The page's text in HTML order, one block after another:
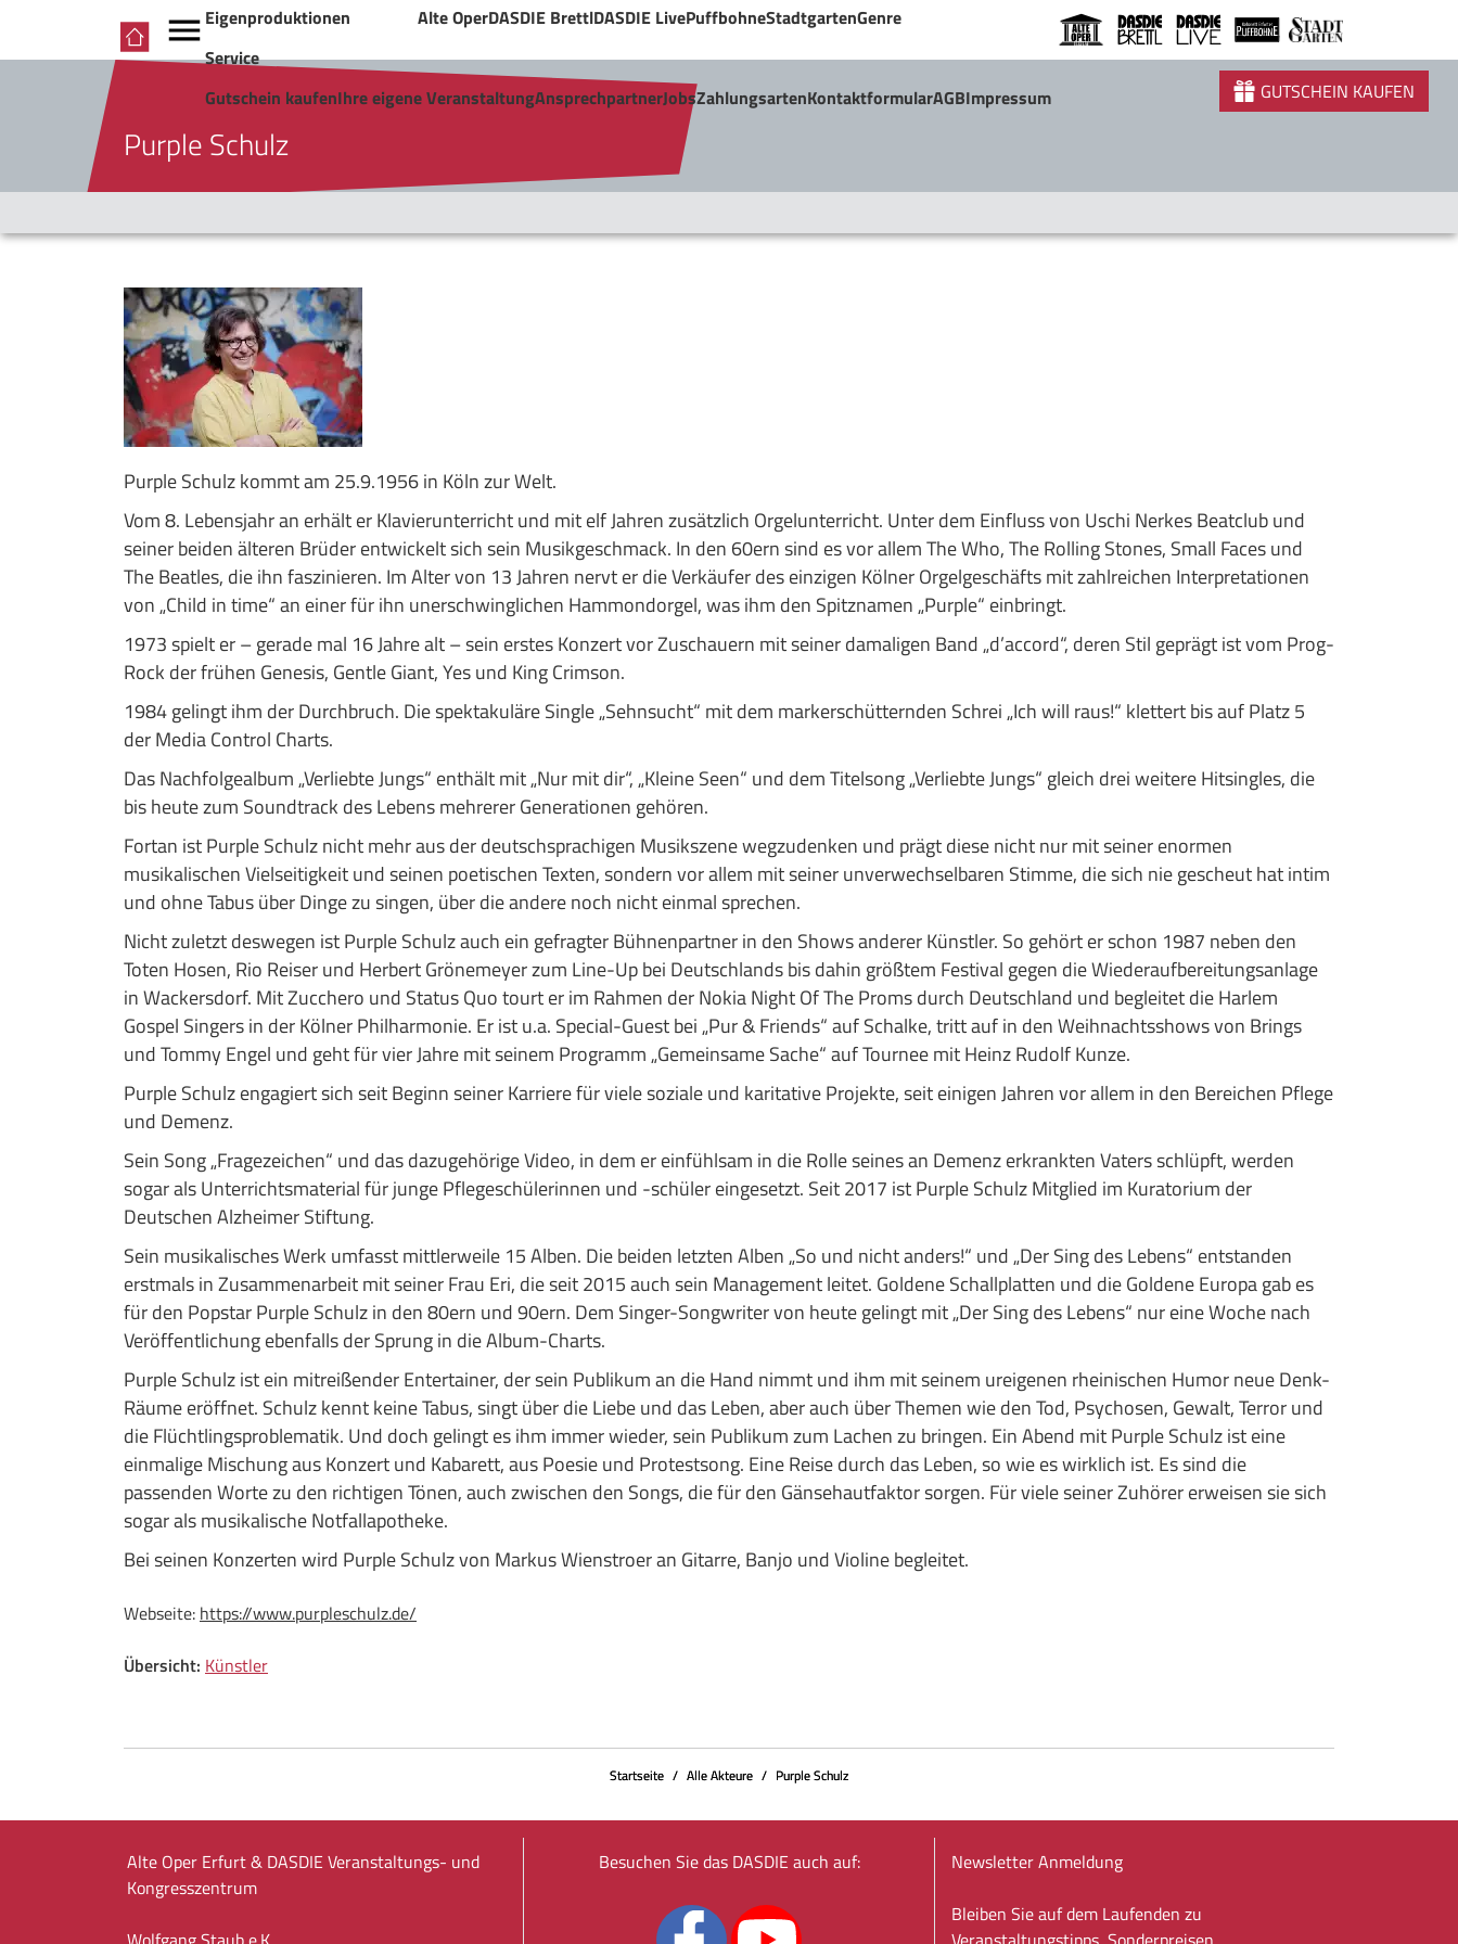
Eigenproduktionen Alte OperDASDIE BrettlDASDIE LivePuffbohneStadtgartenGenre
Service
Gutschein kaufenIhre eigene VeranstaltungAnsprechpartnerJobsZahlungsartenKontaktformularAGBImpressum
Purple Schulz
GUTSCHEIN KAUFEN
Purple Schulz kommt am 25.9.1956 in Köln zur Welt.
Vom 8. Lebensjahr an erhält er Klavierunterricht und mit elf Jahren zusätzlich Orgelunterricht. Unter dem Einfluss von Uschi Nerkes Beatclub und
seiner beiden älteren Brüder entwickelt sich sein Musikgeschmack. In den 60ern sind es vor allem The Who, The Rolling Stones, Small Faces und
The Beatles, die ihn faszinieren. Im Alter von 13 Jahren nervt er die Verkäufer des einzigen Kölner Orgelgeschäfts mit zahlreichen Interpretationen
von „Child in time“ an einer für ihn unerschwinglichen Hammondorgel, was ihm den Spitznamen „Purple“ einbringt.
1973 spielt er – gerade mal 16 Jahre alt – sein erstes Konzert vor Zuschauern mit seiner damaligen Band „d’accord“, deren Stil geprägt ist vom Prog-
Rock der frühen Genesis, Gentle Giant, Yes und King Crimson.
1984 gelingt ihm der Durchbruch. Die spektakuläre Single „Sehnsucht“ mit dem markerschütternden Schrei „Ich will raus!“ klettert bis auf Platz 5
der Media Control Charts.
Das Nachfolgealbum „Verliebte Jungs“ enthält mit „Nur mit dir“, „Kleine Seen“ und dem Titelsong „Verliebte Jungs“ gleich drei weitere Hitsingles, die
bis heute zum Soundtrack des Lebens mehrerer Generationen gehören.
Fortan ist Purple Schulz nicht mehr aus der deutschsprachigen Musikszene wegzudenken und prägt diese nicht nur mit seiner enormen
musikalischen Vielseitigkeit und seinen poetischen Texten, sondern vor allem mit seiner unverwechselbaren Stimme, die sich nie gescheut hat intim
und ohne Tabus über Dinge zu singen, über die andere noch nicht einmal sprechen.
Nicht zuletzt deswegen ist Purple Schulz auch ein gefragter Bühnenpartner in den Shows anderer Künstler. So gehört er schon 1987 neben den
Toten Hosen, Rio Reiser und Herbert Grönemeyer zum Line-Up bei Deutschlands bis dahin größtem Festival gegen die Wiederaufbereitungsanlage
in Wackersdorf. Mit Zucchero und Status Quo tourt er im Rahmen der Nokia Night Of The Proms durch Deutschland und begleitet die Harlem
Gospel Singers in der Kölner Philharmonie. Er ist u.a. Special-Guest bei „Pur & Friends“ auf Schalke, tritt auf in den Weihnachtsshows von Brings
und Tommy Engel und geht für vier Jahre mit seinem Programm „Gemeinsame Sache“ auf Tournee mit Heinz Rudolf Kunze.
Purple Schulz engagiert sich seit Beginn seiner Karriere für viele soziale und karitative Projekte, seit einigen Jahren vor allem in den Bereichen Pflege
und Demenz.
Sein Song „Fragezeichen“ und das dazugehörige Video, in dem er einfühlsam in die Rolle seines an Demenz erkrankten Vaters schlüpft, werden
sogar als Unterrichtsmaterial für junge Pflegeschülerinnen und -schüler eingesetzt. Seit 2017 ist Purple Schulz Mitglied im Kuratorium der
Deutschen Alzheimer Stiftung.
Sein musikalisches Werk umfasst mittlerweile 15 Alben. Die beiden letzten Alben „So und nicht anders!“ und „Der Sing des Lebens“ entstanden
erstmals in Zusammenarbeit mit seiner Frau Eri, die seit 2015 auch sein Management leitet. Goldene Schallplatten und die Goldene Europa gab es
für den Popstar Purple Schulz in den 80ern und 90ern. Dem Singer-Songwriter von heute gelingt mit „Der Sing des Lebens“ nur eine Woche nach
Veröffentlichung ebenfalls der Sprung in die Album-Charts.
Purple Schulz ist ein mitreißender Entertainer, der sein Publikum an die Hand nimmt und ihm mit seinem ureigenen rheinischen Humor neue Denk-
Räume eröffnet. Schulz kennt keine Tabus, singt über die Liebe und das Leben, aber auch über Themen wie den Tod, Psychosen, Gewalt, Terror und
die Flüchtlingsproblematik. Und doch gelingt es ihm immer wieder, sein Publikum zum Lachen zu bringen. Ein Abend mit Purple Schulz ist eine
einmalige Mischung aus Konzert und Kabarett, aus Poesie und Protestsong. Eine Reise durch das Leben, so wie es wirklich ist. Es sind die
passenden Worte zu den richtigen Tönen, auch zwischen den Songs, die für den Gänsehautfaktor sorgen. Für viele seiner Zuhörer erweisen sie sich
sogar als musikalische Notfallapotheke.
Bei seinen Konzerten wird Purple Schulz von Markus Wienstroer an Gitarre, Banjo und Violine begleitet.
Webseite: https://www.purpleschulz.de/
Übersicht: Künstler
Startseite Alle Akteure Purple Schulz
Alte Oper Erfurt & DASDIE Veranstaltungs- und
Kongresszentrum
Besuchen Sie das DASDIE auch auf:
Newsletter Anmeldung
Bleiben Sie auf dem Laufenden zu